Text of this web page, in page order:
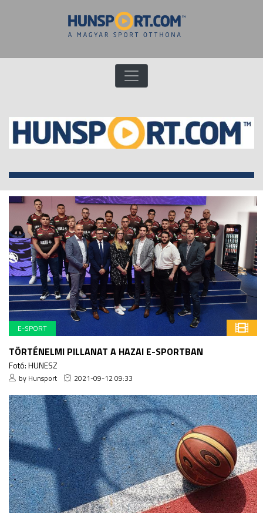
E-SPORT
TÖRTÉNELMI PILLANAT A HAZAI E-SPORTBAN
Fotó: HUNESZ
by Hunsport 2021-09-12 09:33